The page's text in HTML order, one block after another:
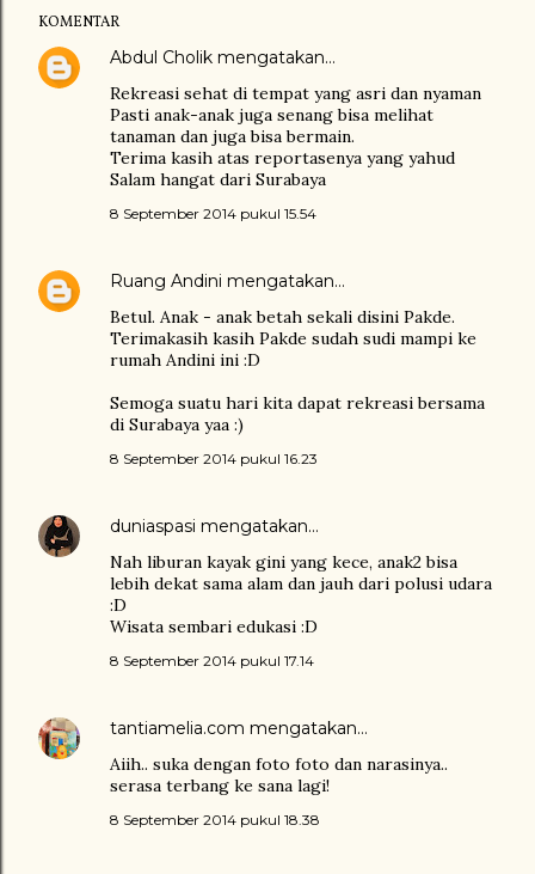
KOMENTAR
Abdul Cholik mengatakan…
Rekreasi sehat di tempat yang asri dan nyaman
Pasti anak-anak juga senang bisa melihat
tanaman dan juga bisa bermain.
Terima kasih atas reportasenya yang yahud
Salam hangat dari Surabaya
8 September 2014 pukul 15.54
Ruang Andini mengatakan…
Betul. Anak - anak betah sekali disini Pakde.
Terimakasih kasih Pakde sudah sudi mampi ke
rumah Andini ini :D
Semoga suatu hari kita dapat rekreasi bersama
di Surabaya yaa :)
8 September 2014 pukul 16.23
duniaspasi mengatakan…
Nah liburan kayak gini yang kece, anak2 bisa
lebih dekat sama alam dan jauh dari polusi udara
:D
Wisata sembari edukasi :D
8 September 2014 pukul 17.14
tantiamelia.com mengatakan…
Aiih.. suka dengan foto foto dan narasinya..
serasa terbang ke sana lagi!
8 September 2014 pukul 18.38